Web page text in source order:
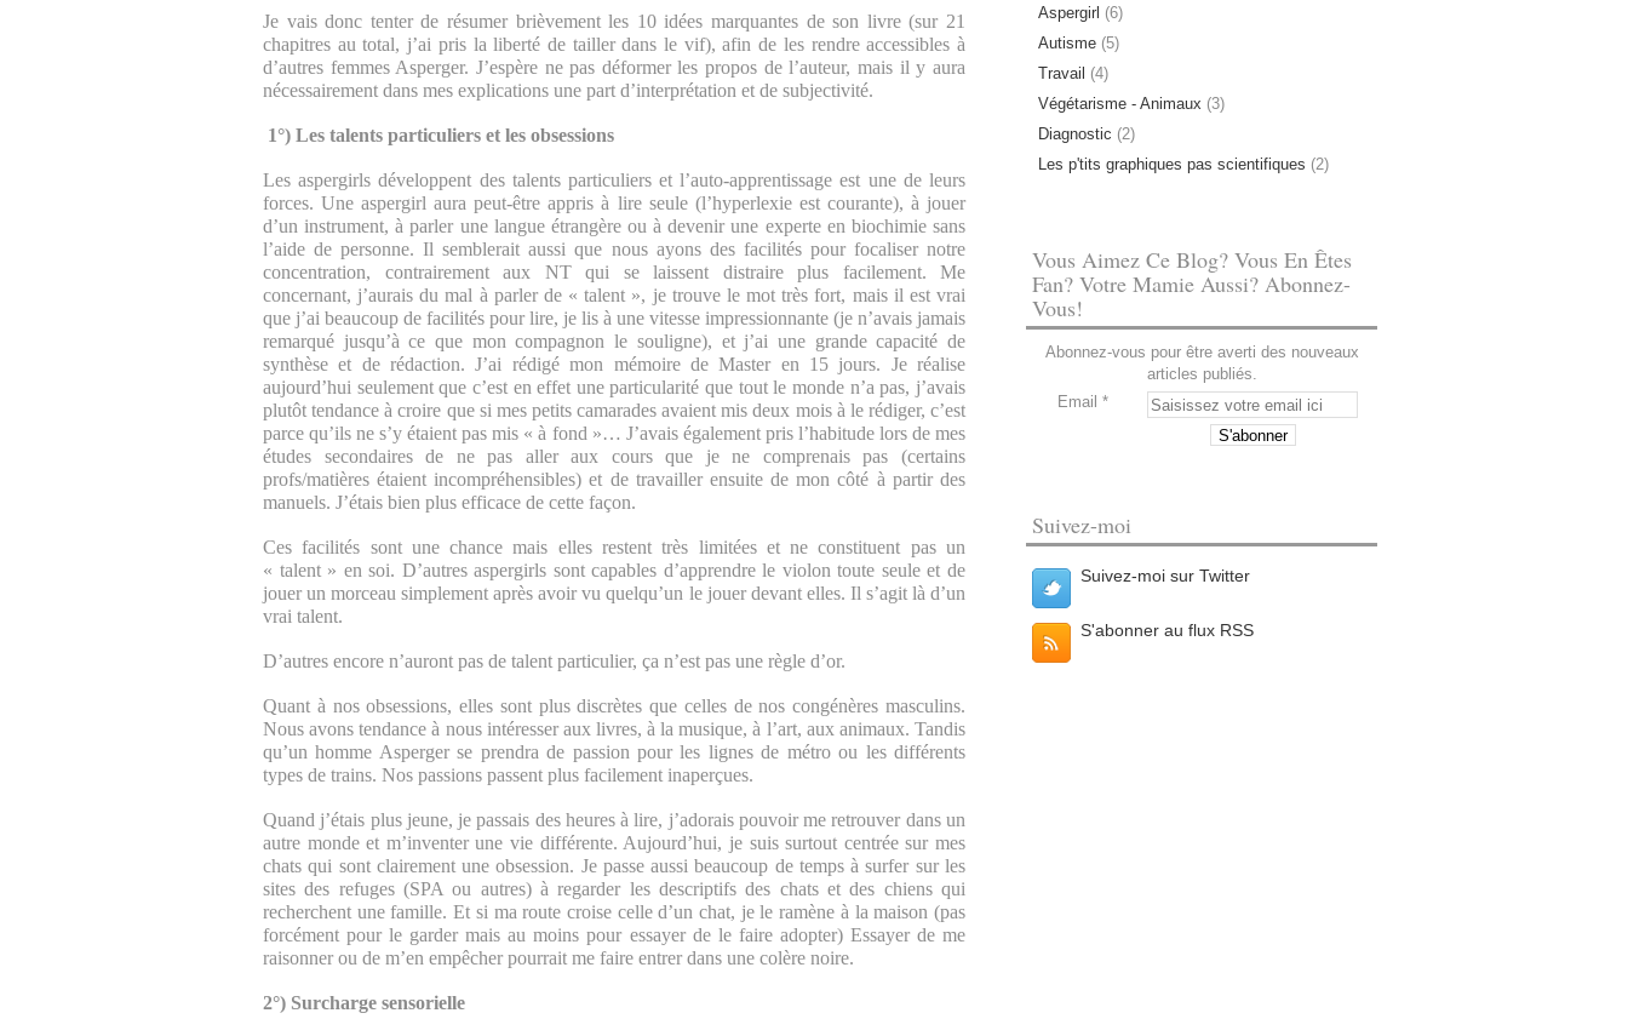
Je vais donc tenter de résumer brièvement les 10 idées marquantes de son livre (sur 21
chapitres au total, j’ai pris la liberté de tailler dans le vif), afin de les rendre accessibles à
d’autres femmes Asperger. J’espère ne pas déformer les propos de l’auteur, mais il y aura
nécessairement dans mes explications une part d’interprétation et de subjectivité.
1°) Les talents particuliers et les obsessions
Les aspergirls développent des talents particuliers et l’auto-apprentissage est une de leurs
forces. Une aspergirl aura peut-être appris à lire seule (l’hyperlexie est courante), à jouer
d’un instrument, à parler une langue étrangère ou à devenir une experte en biochimie sans
l’aide de personne. Il semblerait aussi que nous ayons des facilités pour focaliser notre
concentration, contrairement aux NT qui se laissent distraire plus facilement. Me
concernant, j’aurais du mal à parler de « talent », je trouve le mot très fort, mais il est vrai
que j’ai beaucoup de facilités pour lire, je lis à une vitesse impressionnante (je n’avais jamais
remarqué jusqu’à ce que mon compagnon le souligne), et j’ai une grande capacité de
synthèse et de rédaction. J’ai rédigé mon mémoire de Master en 15 jours. Je réalise
aujourd’hui seulement que c’est en effet une particularité que tout le monde n’a pas, j’avais
plutôt tendance à croire que si mes petits camarades avaient mis deux mois à le rédiger, c’est
parce qu’ils ne s’y étaient pas mis « à fond »… J’avais également pris l’habitude lors de mes
études secondaires de ne pas aller aux cours que je ne comprenais pas (certains
profs/matières étaient incompréhensibles) et de travailler ensuite de mon côté à partir des
manuels. J’étais bien plus efficace de cette façon.
Ces facilités sont une chance mais elles restent très limitées et ne constituent pas un
« talent » en soi. D’autres aspergirls sont capables d’apprendre le violon toute seule et de
jouer un morceau simplement après avoir vu quelqu’un le jouer devant elles. Il s’agit là d’un
vrai talent.
D’autres encore n’auront pas de talent particulier, ça n’est pas une règle d’or.
Quant à nos obsessions, elles sont plus discrètes que celles de nos congénères masculins.
Nous avons tendance à nous intéresser aux livres, à la musique, à l’art, aux animaux. Tandis
qu’un homme Asperger se prendra de passion pour les lignes de métro ou les différents
types de trains. Nos passions passent plus facilement inaperçues.
Quand j’étais plus jeune, je passais des heures à lire, j’adorais pouvoir me retrouver dans un
autre monde et m’inventer une vie différente. Aujourd’hui, je suis surtout centrée sur mes
chats qui sont clairement une obsession. Je passe aussi beaucoup de temps à surfer sur les
sites des refuges (SPA ou autres) à regarder les descriptifs des chats et des chiens qui
recherchent une famille. Et si ma route croise celle d’un chat, je le ramène à la maison (pas
forcément pour le garder mais au moins pour essayer de le faire adopter) Essayer de me
raisonner ou de m’en empêcher pourrait me faire entrer dans une colère noire.
2°) Surcharge sensorielle
Aspergirl (6)
Autisme (5)
Travail (4)
Végétarisme - Animaux (3)
Diagnostic (2)
Les p'tits graphiques pas scientifiques (2)
Vous Aimez Ce Blog? Vous En Êtes
Fan? Votre Mamie Aussi? Abonnez-
Vous!
Abonnez-vous pour être averti des nouveaux
articles publiés.
Email
Suivez-moi
Suivez-moi sur Twitter
S'abonner au flux RSS